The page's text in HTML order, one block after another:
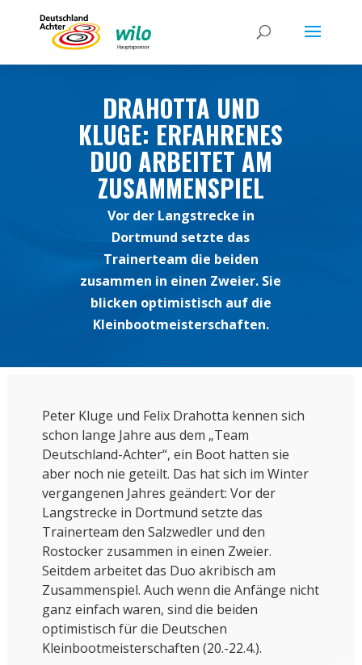
DRAHOTTA UND
KLUGE: ERFAHRENES
DUO ARBEITET AM
ZUSAMMENSPIEL
Vor der Langstrecke in
Dortmund setzte das
Trainerteam die beiden
zusammen in einen Zweier. Sie
blicken optimistisch auf die
Kleinbootmeisterschaften.
Peter Kluge und Felix Drahotta kennen sich
schon lange Jahre aus dem „Team
Deutschland-Achter“, ein Boot hatten sie
aber noch nie geteilt. Das hat sich im Winter
vergangenen Jahres geändert: Vor der
Langstrecke in Dortmund setzte das
Trainerteam den Salzwedler und den
Rostocker zusammen in einen Zweier.
Seitdem arbeitet das Duo akribisch am
Zusammenspiel. Auch wenn die Anfänge nicht
ganz einfach waren, sind die beiden
optimistisch für die Deutschen
Kleinbootmeisterschaften (20.-22.4.).